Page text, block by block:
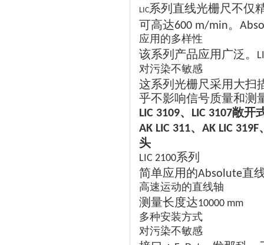
LIC系列直线光栅尺不仅
可高达600 m/min。
应用的多样性
该系列产品应用广泛。
对污染不敏感
这系列光栅尺采用大扫
乎不影响信号质量和测
LIC 3109、 LIC 3107敞开
AK LIC 311、 AK LIC 319F
头
LIC 2100系列
简单应用的Absolute直
高速运动的直线轴
测量长度达10000 mm
多种安装方式
对污染不敏感